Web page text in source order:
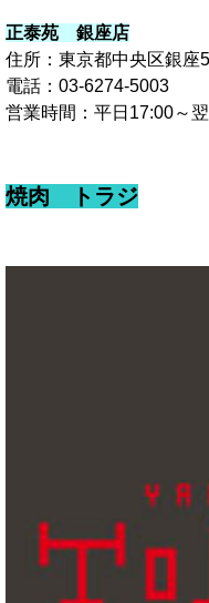
正泰苑 銀座店
住所：東京都中央区銀
電話：03-6274-5003
営業時間：平日17:00
焼肉 トラジ